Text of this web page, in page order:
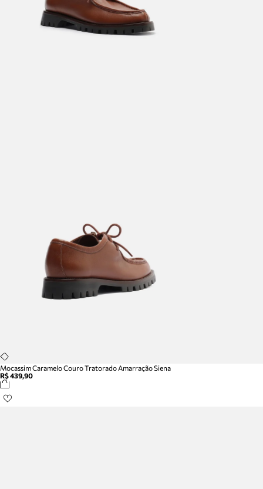
Mocassim Caramelo Couro Tratorado Amarração Siena
R$ 439,90